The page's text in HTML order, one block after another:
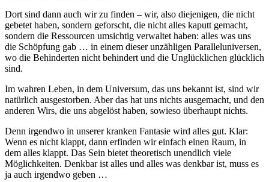
Dort sind dann auch wir zu finden – wir, also diejenigen, die nicht
gebetet haben, sondern geforscht, die nicht alles kaputt gemacht,
sondern die Ressourcen umsichtig verwaltet haben: alles was uns
die Schöpfung gab … in einem dieser unzähligen Paralleluniversen,
wo die Behinderten nicht behindert und die Unglücklichen glücklich
sind.
Im wahren Leben, in dem Universum, das uns bekannt ist, sind wir
natürlich ausgestorben. Aber das hat uns nichts ausgemacht, und den
anderen Wirs, die uns abgelöst haben, sowieso überhaupt nichts.
Denn irgendwo in unserer kranken Fantasie wird alles gut. Klar:
Wenn es nicht klappt, dann erfinden wir einfach einen Raum, in
dem alles klappt. Das Sein bietet theoretisch unendlich viele
Möglichkeiten. Denkbar ist alles und alles was denkbar ist, muss es
ja auch irgendwo geben …